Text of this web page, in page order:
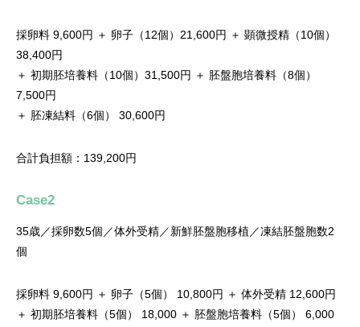
採卵料 9,600円 ＋ 卵子（12個）21,600円 ＋ 顕微授精（10個）
38,400円
＋ 初期胚培養料（10個）31,500円 ＋ 胚盤胞培養料（8個）
7,500円
＋ 胚凍結料（6個） 30,600円
合計負担額：139,200円
Case2
35歳／採卵数5個／体外受精／新鮮胚盤胞移植／凍結胚盤胞数2
個
採卵料 9,600円 ＋ 卵子（5個） 10,800円 ＋ 体外受精 12,600円
＋ 初期胚培養料（5個） 18,000 ＋ 胚盤胞培養料（5個） 6,000